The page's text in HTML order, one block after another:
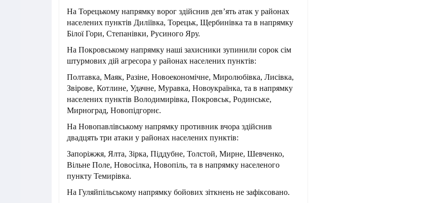
На Торецькому напрямку ворог здійснив дев’ять атак у районах
населених пунктів Диліївка, Торецьк, Щербинівка та в напрямку
Білої Гори, Степанівки, Русиного Яру.
На Покровському напрямку наші захисники зупинили сорок сім
штурмових дій агресора у районах населених пунктів:
Полтавка, Маяк, Разіне, Новоекономічне, Миролюбівка, Лисівка,
Звірове, Котлине, Удачне, Муравка, Новоукраїнка, та в напрямку
населених пунктів Володимирівка, Покровськ, Родинське,
Мирноград, Новопідгорнє.
На Новопавлівському напрямку противник вчора здійснив
двадцять три атаки у районах населених пунктів:
Запоріжжя, Ялта, Зірка, Піддубне, Толстой, Мирне, Шевченко,
Вільне Поле, Новосілка, Новопіль, та в напрямку населеного
пункту Темирівка.
На Гуляйпільському напрямку бойових зіткнень не зафіксовано.